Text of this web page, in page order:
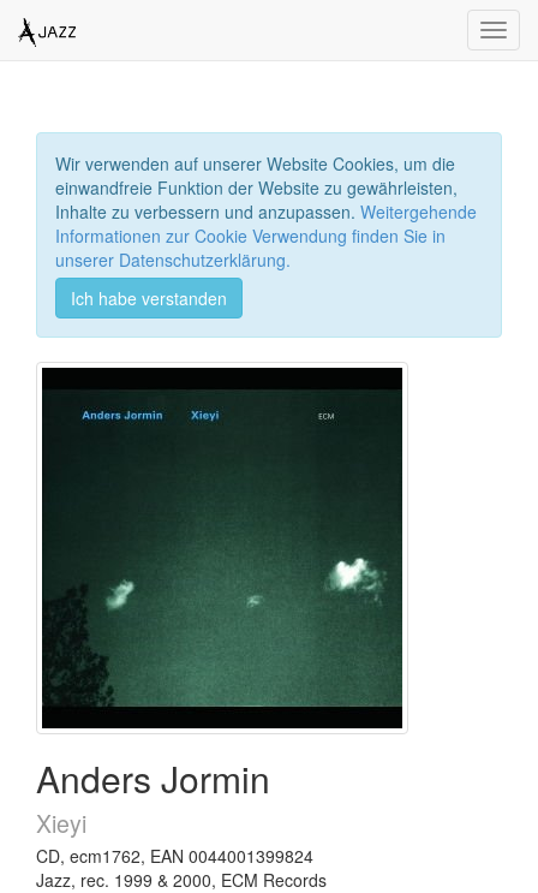
Wir verwenden auf unserer Website Cookies, um die
einwandfreie Funktion der Website zu gewährleisten,
Inhalte zu verbessern und anzupassen. Weitergehende
Informationen zur Cookie Verwendung finden Sie in
unserer Datenschutzerklärung.
Ich habe verstanden
Anders Jormin
Xieyi
CD, ecm1762, EAN 0044001399824
Jazz, rec. 1999 & 2000, ECM Records